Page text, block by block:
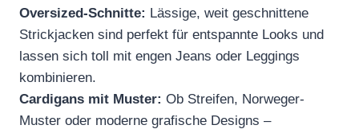
Oversized-Schnitte: Lässige, weit geschnittene
Strickjacken sind perfekt für entspannte Looks und
lassen sich toll mit engen Jeans oder Leggings
kombinieren.
Cardigans mit Muster: Ob Streifen, Norweger-
Muster oder moderne grafische Designs –